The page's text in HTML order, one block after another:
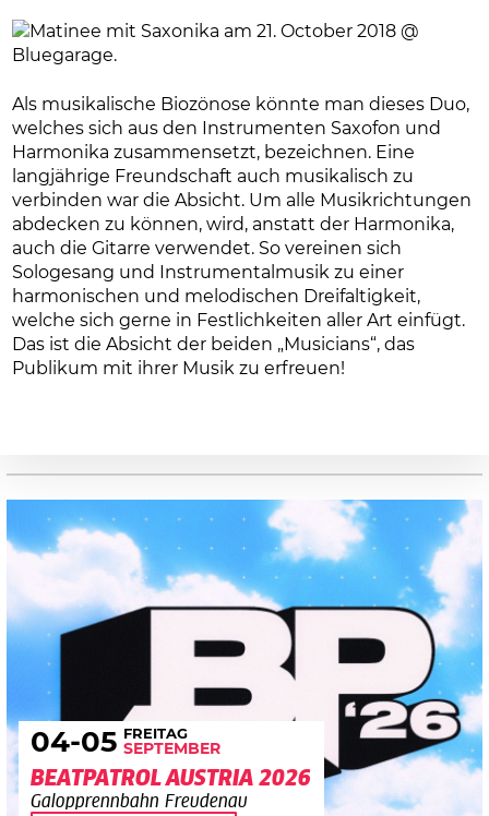
Als musikalische Biozönose könnte man dieses Duo,
welches sich aus den Instrumenten Saxofon und
Harmonika zusammensetzt, bezeichnen. Eine
langjährige Freundschaft auch musikalisch zu
verbinden war die Absicht. Um alle Musikrichtungen
abdecken zu können, wird, anstatt der Harmonika,
auch die Gitarre verwendet. So vereinen sich
Sologesang und Instrumentalmusik zu einer
harmonischen und melodischen Dreifaltigkeit,
welche sich gerne in Festlichkeiten aller Art einfügt.
Das ist die Absicht der beiden „Musicians“, das
Publikum mit ihrer Musik zu erfreuen!
04-05 FREITAG
SEPTEMBER
BEATPATROL AUSTRIA 2026
Galopprennbahn Freudenau